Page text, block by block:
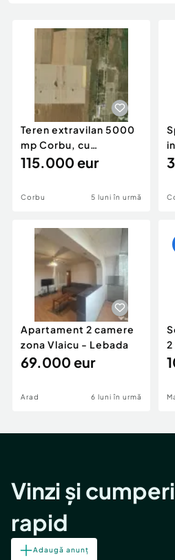
Animale de companie
Afaceri și echipamente
Inchiriere Bunuri si Vehicule
Piese auto si accesorii
Teren extravilan 5000
mp Corbu, cu
deschidere pe 3 laturi
115.000 eur
Corbu 5 luni în urmă
Apartament 2 camere
zona Vlaicu - Lebada
69.000 eur
Arad 6 luni în urmă
2
Vinzi și
rapid
Adaugă anunț